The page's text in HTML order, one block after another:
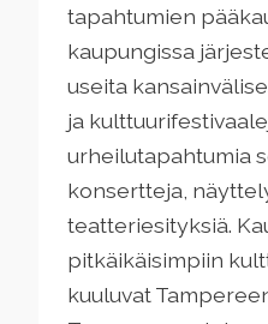
tapahtumien
kaupungissa
useita
ja
urheilutapahtumia
konsertteja,
teatteriesityksiä.
pitkäikäisimpiin
kuuluvat